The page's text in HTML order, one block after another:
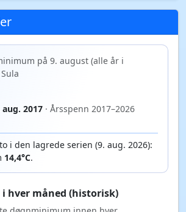
på 9. august (alle år i
aug. 2017 · Årsspenn 2017–2026
i den lagrede serien (9. aug. 2026):
14,4°C.
i hver måned (historisk)